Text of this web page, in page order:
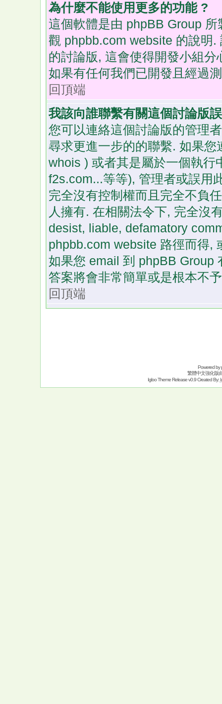
為什麼不能使用更多的功能 ?
這個軟體是由 phpBB Group
觀 phpbb.com website 的說明
的討論版, 這會使得開發小組
如果有任何我們已開發且經過
回頂端
我該向誰聯繫有關這個討論版
您可以連絡這個討論版的管理
尋求更進一步的的聯繫. 如果
whois ) 或者其是屬於一個執行
f2s.com...等等), 管理者或誤用
完全沒有控制權而且完全不負
人擁有. 在相關法令下, 完全沒
desist, liable, defamatory
phpbb.com website 路徑而得,
如果您 email 到 phpBB Group
答案將會非常簡單或是根本不
回頂端
Powered by
繁體中文強化版
Igloo Theme Release v0.9 Created By: